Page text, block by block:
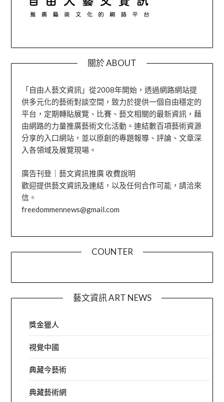
關於 ABOUT
「自由人藝文資訊」從2008年開始，透過網路網站提
供多元化的藝術對談空間，致力於提供一個自由穩定的
平台，定期轉貼展覽、比賽、藝文相關的最新資訊，藉
由網路的力量推廣藝術文化活動。連結數百項藝術資源
分享的入口網站，並以原創的專題報導、評論、文章深
入各領域及展覽現場。
廣告刊登｜藝文資訊推廣 收費說明
歡迎提供藝文資訊及連結，以及任何合作可能，請洽來
信。
freedommennews@gmail.com
COUNTER
藝文資訊 ART NEWS
獎金獵人
視覺中國
典藏今藝術
典藏藝術網